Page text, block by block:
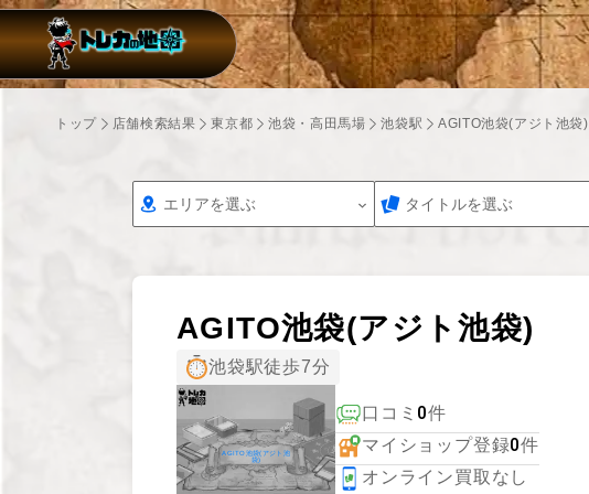
トップ 店舗検索結果 東京都 池袋・高田馬場 池袋駅 AGITO池袋(アジト池袋)
エリアを選ぶ タイトルを選ぶ
AGITO池袋(アジト池袋)
池袋駅徒歩7分
AGITO池袋(アジト池
袋)
口コミ 0件
マイショップ登録0件
オンライン買取なし